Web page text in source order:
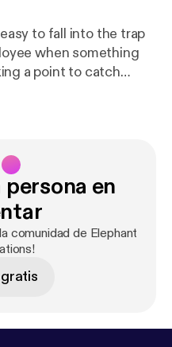
to fall into the trap
when something
a point to catch
making a point to
to fill the emotional
around you and help
en
comunidad de Elephant